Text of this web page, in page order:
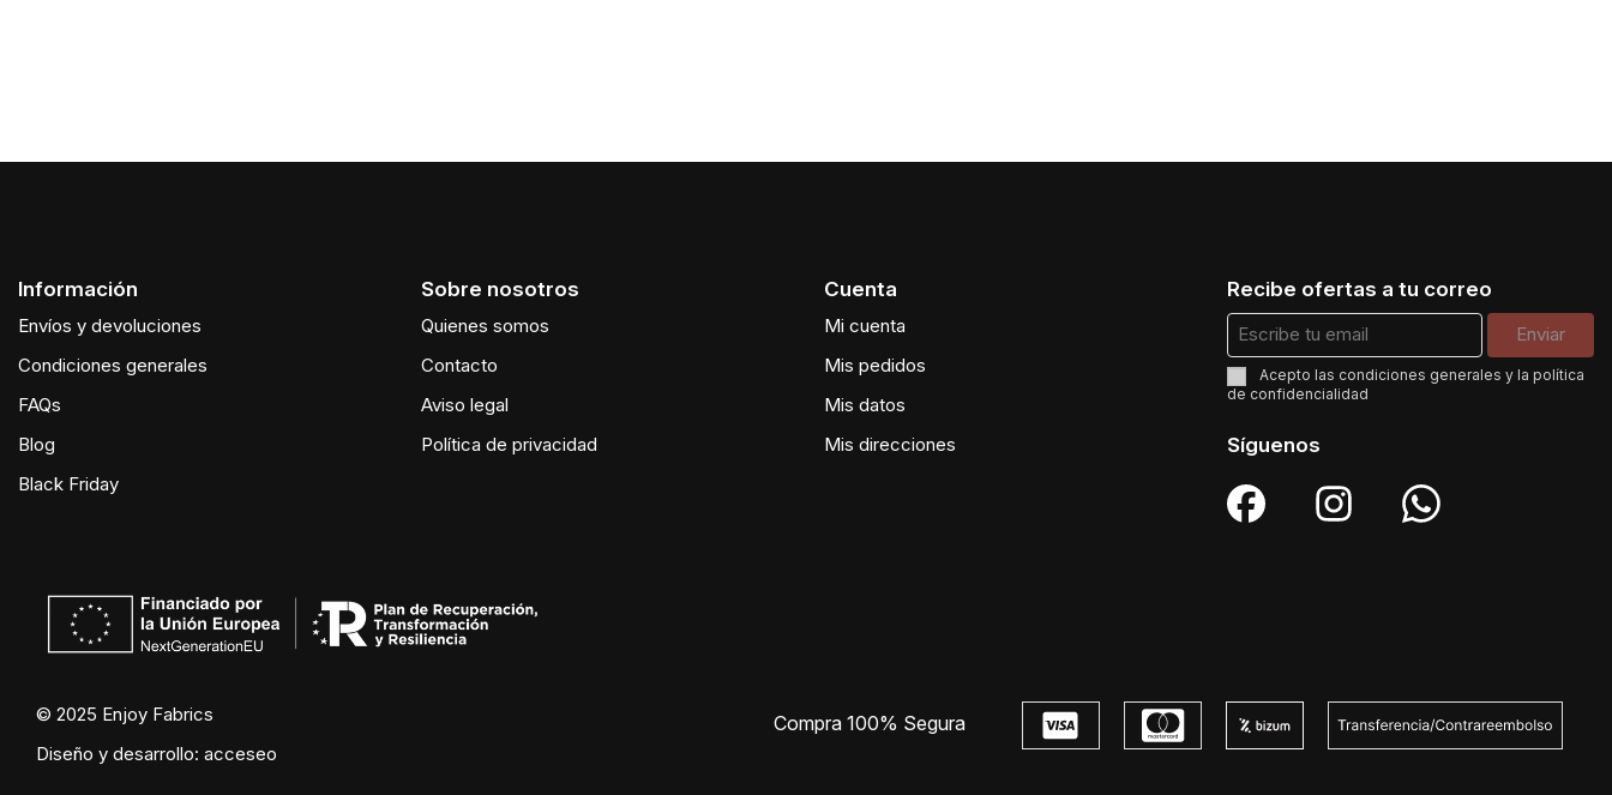
Información
Envíos y devoluciones
Condiciones generales
FAQs
Blog
Black Friday
Sobre nosotros
Quienes somos
Contacto
Aviso legal
Política de privacidad
Cuenta
Mi cuenta
Mis pedidos
Mis datos
Mis direcciones
Recibe ofertas a tu correo
Acepto las condiciones generales y la política
de confidencialidad
Síguenos
© 2025 Enjoy Fabrics
Diseño y desarrollo: acceseo
Compra 100% Segura